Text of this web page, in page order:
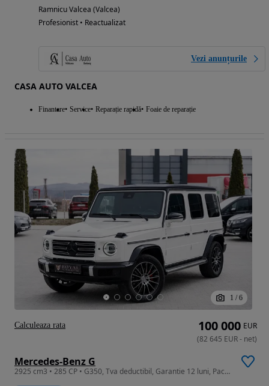
Ramnicu Valcea (Valcea)
Profesionist • Reactualizat
Vezi anunțurile
CASA AUTO VALCEA
Finantare Service Reparație rapidă Foaie de reparație
1 / 6
Mercedes-Benz G
2925 cm3 • 285 CP • G350, Tva deductibil, Garantie 12 luni, Pachet AMG, Alcantara, Masaj
100 000 EUR
(82 645 EUR- net)
Calculeaza rata